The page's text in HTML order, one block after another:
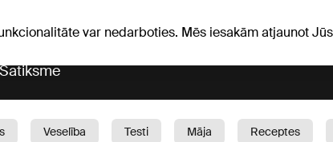
var nedarboties. Mēs iesakām atjaunot
Satiksme
Veselība Testi Māja Receptes